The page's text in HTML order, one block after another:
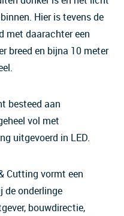
Hier is tevens de
met daarachter een
breed en bijna 10 meter
besteed aan
vol met
uitgevoerd in LED.
Cutting vormt een
de onderlinge
bouwdirectie,